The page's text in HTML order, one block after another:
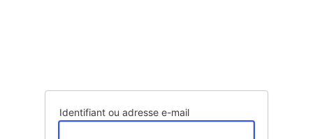
Identifiant ou adresse e-mail